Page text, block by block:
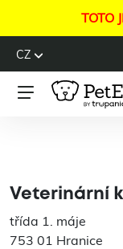
TOTO
CZ
Veterinární
třída 1. máje
753 01 Hranice